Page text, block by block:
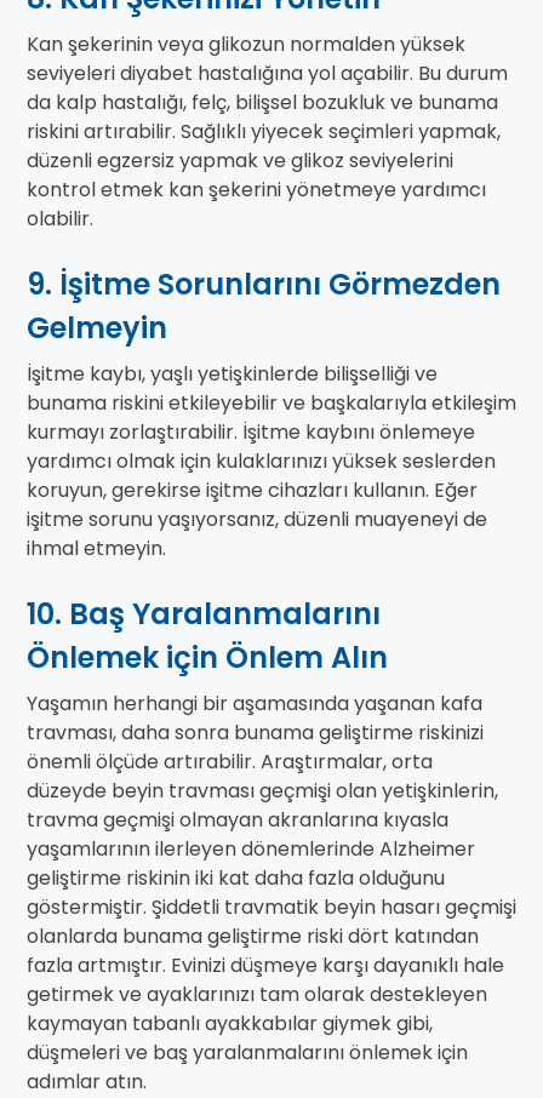
Kan şekerinin veya glikozun normalden yüksek
seviyeleri diyabet hastalığına yol açabilir. Bu durum
da kalp hastalığı, felç, bilişsel bozukluk ve bunama
riskini artırabilir. Sağlıklı yiyecek seçimleri yapmak,
düzenli egzersiz yapmak ve glikoz seviyelerini
kontrol etmek kan şekerini yönetmeye yardımcı
olabilir.
9. İşitme Sorunlarını Görmezden
Gelmeyin
İşitme kaybı, yaşlı yetişkinlerde bilişselliği ve
bunama riskini etkileyebilir ve başkalarıyla etkileşim
kurmayı zorlaştırabilir. İşitme kaybını önlemeye
yardımcı olmak için kulaklarınızı yüksek seslerden
koruyun, gerekirse işitme cihazları kullanın. Eğer
işitme sorunu yaşıyorsanız, düzenli muayeneyi de
ihmal etmeyin.
10. Baş Yaralanmalarını
Önlemek için Önlem Alın
Yaşamın herhangi bir aşamasında yaşanan kafa
travması, daha sonra bunama geliştirme riskinizi
önemli ölçüde artırabilir. Araştırmalar, orta
düzeyde beyin travması geçmişi olan yetişkinlerin,
travma geçmişi olmayan akranlarına kıyasla
yaşamlarının ilerleyen dönemlerinde Alzheimer
geliştirme riskinin iki kat daha fazla olduğunu
göstermiştir. Şiddetli travmatik beyin hasarı geçmişi
olanlarda bunama geliştirme riski dört katından
fazla artmıştır. Evinizi düşmeye karşı dayanıklı hale
getirmek ve ayaklarınızı tam olarak destekleyen
kaymayan tabanlı ayakkabılar giymek gibi,
düşmeleri ve baş yaralanmalarını önlemek için
adımlar atın.